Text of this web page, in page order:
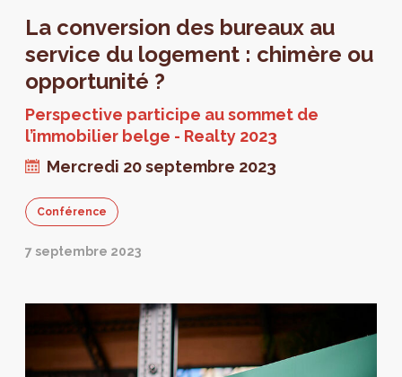
conversion des bureaux à l’appui du projet
régional. Un outil pour accélérer la production
de logements ? ».
La conversion des bureaux au
service du logement : chimère ou
opportunité ?
Perspective participe au sommet de
l’immobilier belge - Realty 2023
Mercredi 20 septembre 2023
Conférence
7 septembre 2023